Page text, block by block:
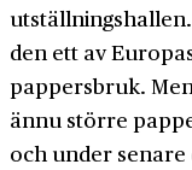
den ett av
pappersbruk.
ännu större
och under